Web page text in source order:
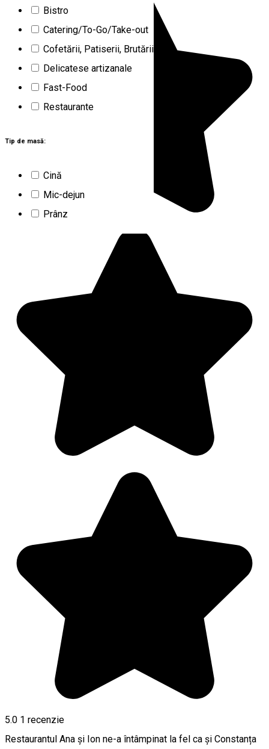
Bistro
Catering/To-Go/Take-out
Cofetării, Patiserii, Brutării
Delicatese artizanale
Fast-Food
Restaurante
Tip de masă:
Cină
Mic-dejun
Prânz
5.0 1 recenzie
Restaurantul Ana și Ion ne-a întâmpinat la fel ca și Constanța